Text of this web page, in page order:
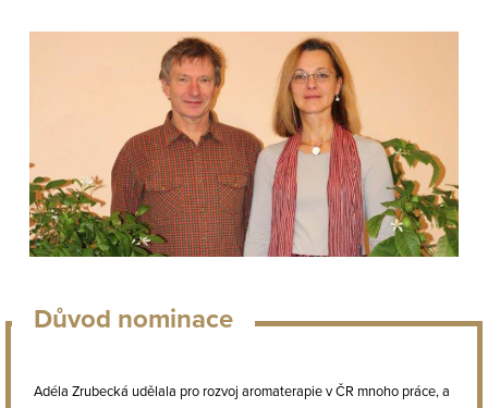
Důvod nominace
Adéla Zrubecká udělala pro rozvoj aromaterapie v ČR mnoho práce, a